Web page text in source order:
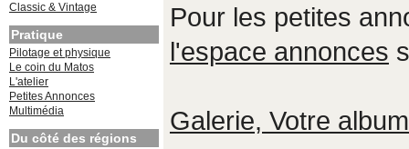
Classic & Vintage
Pratique
Pilotage et physique
Le coin du Matos
L'atelier
Petites Annonces
Multimédia
Du côté des régions
Pour les petites
l'espace annonces
Galerie, Votre